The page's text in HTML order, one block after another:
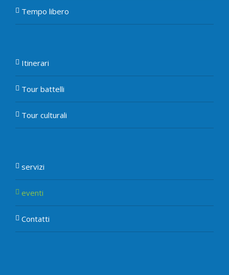
Tempo libero
Itinerari
Tour battelli
Tour culturali
servizi
eventi
Contatti